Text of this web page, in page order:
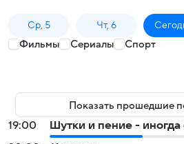
Ср, 5 Чт, 6
Фильмы Сериалы Спорт
Показать прошедшие
19:00
Шутки и пение - иногда